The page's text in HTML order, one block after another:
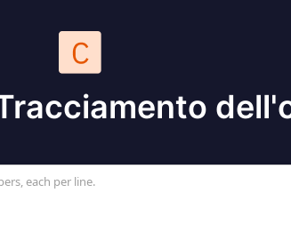
each per line.